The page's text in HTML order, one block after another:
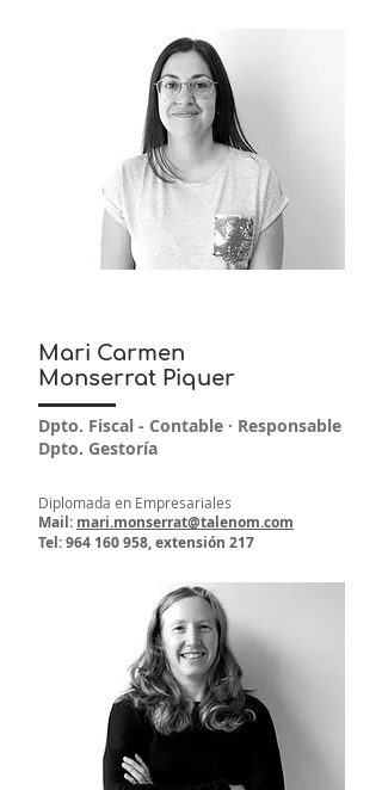
Mari Carmen
Monserrat Piquer
Dpto. Fiscal - Contable · Responsable
Dpto. Gestoría
Diplomada en Empresariales
Mail: mari.monserrat@talenom.com
Tel:964 160 958, extensión 217